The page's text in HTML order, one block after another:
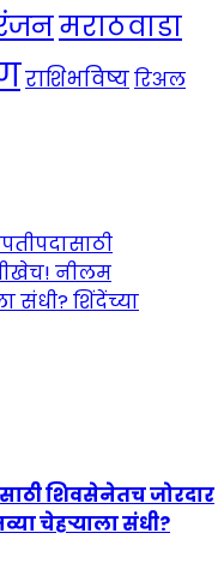
मराठवाडा
राशिभविष्यरिअल
शिवसेनेतच जोरदार
चेहऱ्याला संधी?